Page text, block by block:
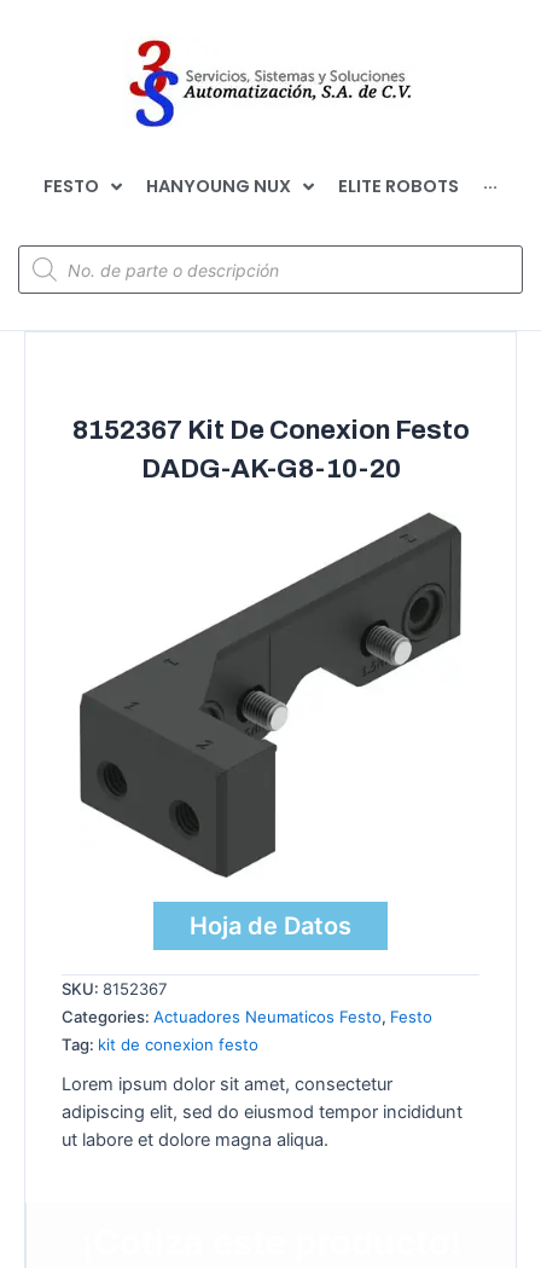
FESTO HANYOUNG NUX ELITE ROBOTS ···
8152367 Kit De Conexion Festo
DADG-AK-G8-10-20
Hoja de Datos
SKU: 8152367
Categories: Actuadores Neumaticos Festo, Festo
Tag: kit de conexion festo
Lorem ipsum dolor sit amet, consectetur
adipiscing elit, sed do eiusmod tempor incididunt
ut labore et dolore magna aliqua.